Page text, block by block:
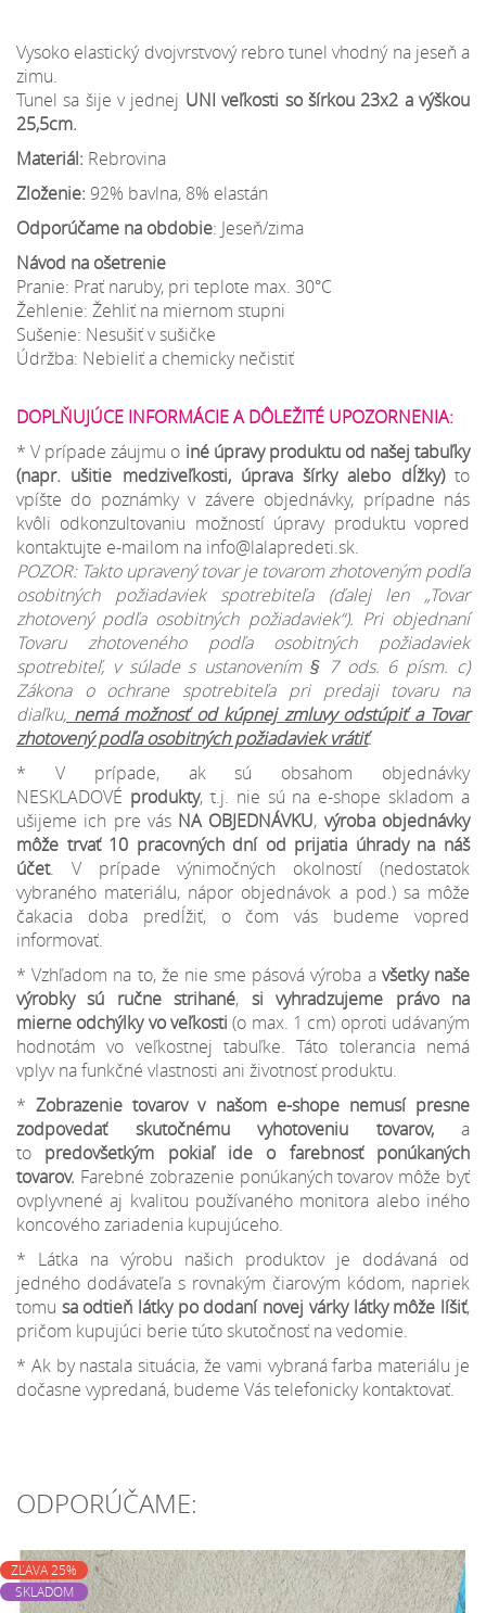
Vysoko elastický dvojvrstvový rebro tunel vhodný na jeseň a
zimu.
Tunel sa šije v jednej UNI veľkosti so šírkou 23x2 a výškou
25,5cm.
Materiál: Rebrovina
Zloženie: 92% bavlna, 8% elastán
Odporúčame na obdobie: Jeseň/zima
Návod na ošetrenie
Pranie: Prať naruby, pri teplote max. 30°C
Žehlenie: Žehliť na miernom stupni
Sušenie: Nesušiť v sušičke
Údržba: Nebieliť a chemicky nečistiť
DOPLŇUJÚCE INFORMÁCIE A DÔLEŽITÉ UPOZORNENIA:
* V prípade záujmu o iné úpravy produktu od našej tabuľky
(napr. ušitie medziveľkosti, úprava šírky alebo dĺžky)to
vpíšte do poznámky v závere objednávky, prípadne nás
kvôli odkonzultovaniu možností úpravy produktu vopred
kontaktujte e-mailom na info@lalapredeti.sk.
POZOR: Takto upravený tovar je tovarom zhotoveným podľa
osobitných požiadaviek spotrebiteľa (ďalej len „Tovar
zhotovený podľa osobitných požiadaviek“). Pri objednaní
Tovaru zhotoveného podľa osobitných požiadaviek
spotrebiteľ, v súlade s ustanovením § 7 ods. 6 písm. c)
Zákona o ochrane spotrebiteľa pri predaji tovaru na
diaľku, nemá možnosť od kúpnej zmluvy odstúpiť a Tovar
zhotovený podľa osobitných požiadaviek vrátiť.
* V prípade, ak sú obsahom objednávky
NESKLADOVÉ produkty, t.j. nie sú na e-shope skladom a
ušijeme ich pre vásNA OBJEDNÁVKU, výroba objednávky
môže trvať 10 pracovných dní od prijatia úhrady na náš
účet. V prípade výnimočných okolností (nedostatok
vybraného materiálu, nápor objednávok a pod.) sa môže
čakacia doba predĺžiť, o čom vás budeme vopred
informovať.
* Vzhľadom na to, že nie sme pásová výroba a všetky naše
výrobky sú ručne strihané, si vyhradzujeme právo na
mierne odchýlky vo veľkosti (o max. 1 cm) oproti udávaným
hodnotám vo veľkostnej tabuľke. Táto tolerancia nemá
vplyv na funkčné vlastnosti ani životnosť produktu.
*Zobrazenie tovarov v našom e-shope nemusí presne
zodpovedať skutočnému vyhotoveniu tovarov,a
to predovšetkým pokiaľ ide o farebnosť ponúkaných
tovarov. Farebné zobrazenie ponúkaných tovarov môže byť
ovplyvnené aj kvalitou používaného monitora alebo iného
koncového zariadenia kupujúceho.
* Látka na výrobu našich produktov je dodávaná od
jedného dodávateľa s rovnakým čiarovým kódom, napriek
tomu sa odtieň látky po dodaní novej várky látky môže líšiť,
pričom kupujúci berie túto skutočnosť na vedomie.
* Ak by nastala situácia, že vami vybraná farba materiálu je
dočasne vypredaná, budeme Vás telefonicky kontaktovať.
ODPORÚČAME:
ZĽAVA 25%
SKLADOM